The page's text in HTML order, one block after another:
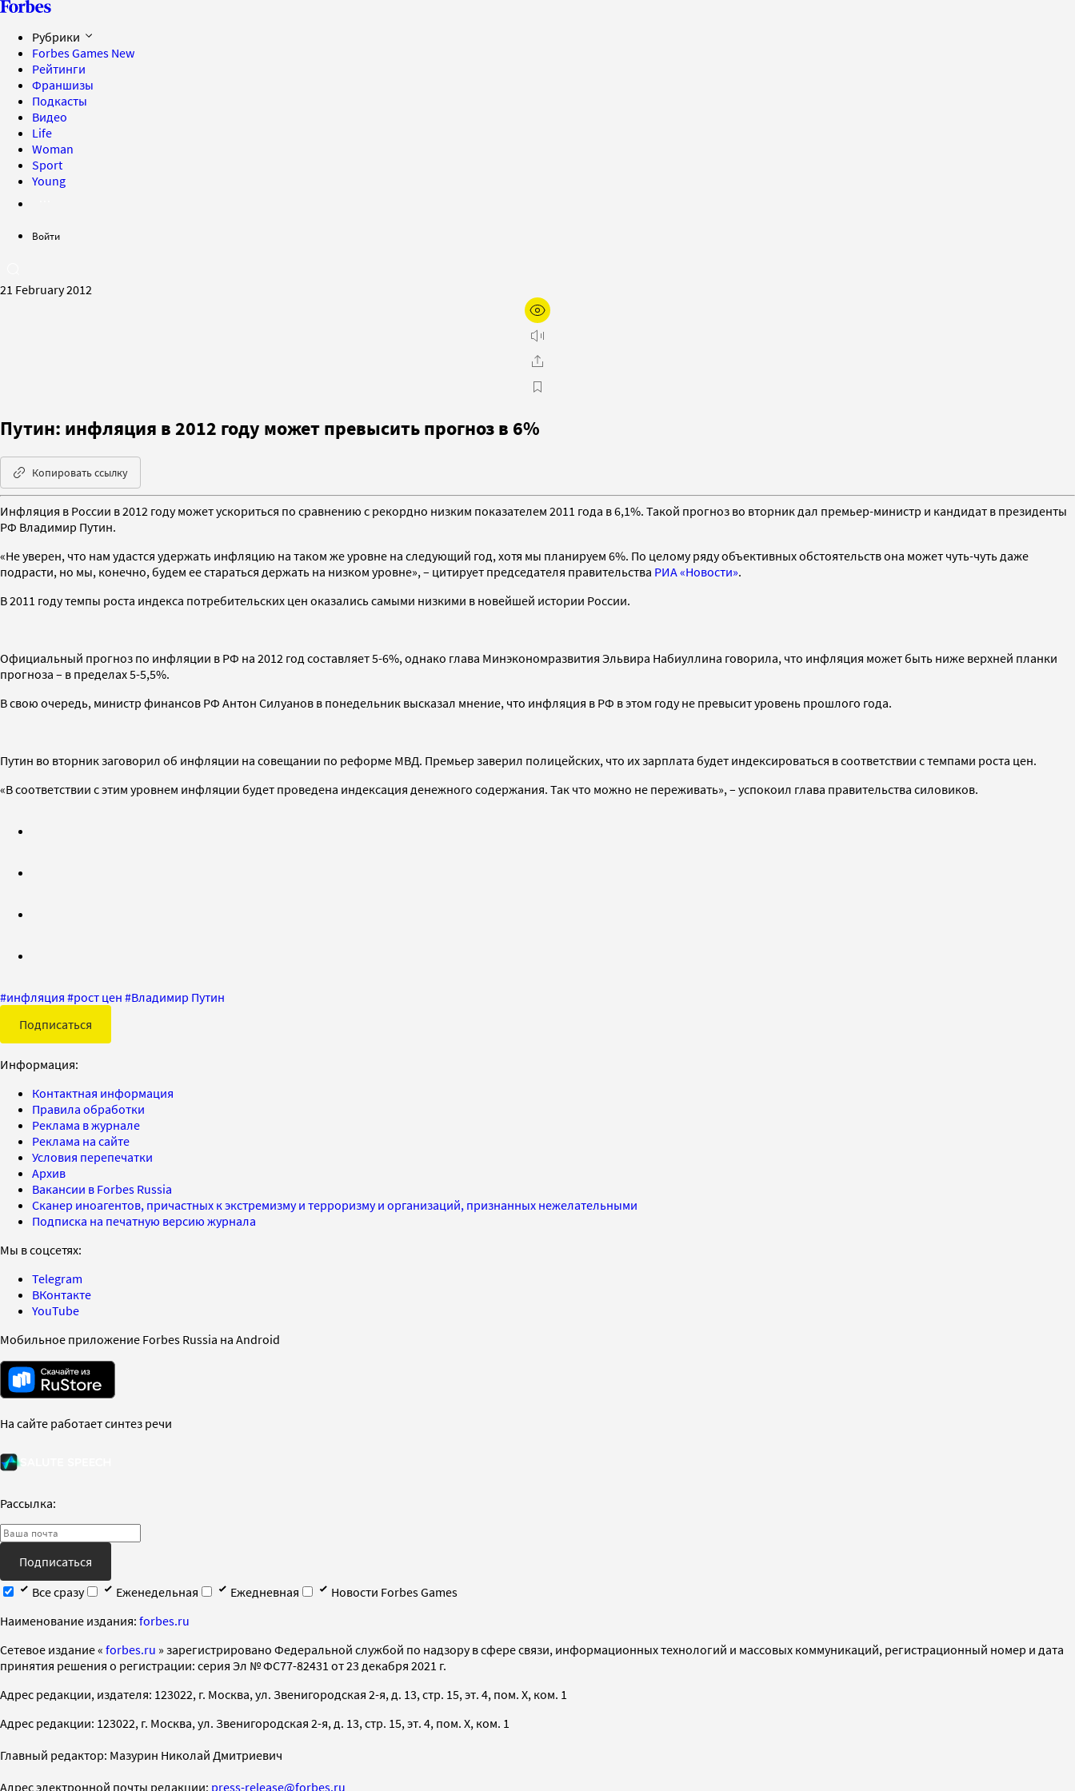
Рубрики
Forbes Games New
Рейтинги
Франшизы
Подкасты
Видео
Life
Woman
Sport
Young
Войти
21 February 2012
Путин: инфляция в 2012 году может превысить прогноз в 6%
Копировать ссылку
Инфляция в России в 2012 году может ускориться по сравнению с рекордно низким показателем 2011 года в 6,1%. Такой прогноз во вторник дал премьер-министр и кандидат в президенты
РФ Владимир Путин.
«Не уверен, что нам удастся удержать инфляцию на таком же уровне на следующий год, хотя мы планируем 6%. По целому ряду объективных обстоятельств она может чуть-чуть даже
подрасти, но мы, конечно, будем ее стараться держать на низком уровне», – цитирует председателя правительства РИА «Новости».
В 2011 году темпы роста индекса потребительских цен оказались самыми низкими в новейшей истории России.
Официальный прогноз по инфляции в РФ на 2012 год составляет 5-6%, однако глава Минэкономразвития Эльвира Набиуллина говорила, что инфляция может быть ниже верхней планки
прогноза – в пределах 5-5,5%.
В свою очередь, министр финансов РФ Антон Силуанов в понедельник высказал мнение, что инфляция в РФ в этом году не превысит уровень прошлого года.
Путин во вторник заговорил об инфляции на совещании по реформе МВД. Премьер заверил полицейских, что их зарплата будет индексироваться в соответствии с темпами роста цен.
«В соответствии с этим уровнем инфляции будет проведена индексация денежного содержания. Так что можно не переживать», – успокоил глава правительства силовиков.
#инфляция #рост цен #Владимир Путин
Подписаться
Информация:
Контактная информация
Правила обработки
Реклама в журнале
Реклама на сайте
Условия перепечатки
Архив
Вакансии в Forbes Russia
Сканер иноагентов, причастных к экстремизму и терроризму и организаций, признанных нежелательными
Подписка на печатную версию журнала
Мы в соцсетях:
Telegram
ВКонтакте
YouTube
Мобильное приложение Forbes Russia на Android
На сайте работает синтез речи
Рассылка:
Подписаться
Все сразу
Еженедельная Ежедневная
Новости Forbes Games
Наименование издания: forbes.ru
Cетевое издание « forbes.ru » зарегистрировано Федеральной службой по надзору в сфере связи, информационных технологий и массовых коммуникаций, регистрационный номер и дата
принятия решения о регистрации: серия Эл № ФС77-82431 от 23 декабря 2021 г.
Адрес редакции, издателя: 123022, г. Москва, ул. Звенигородская 2-я, д. 13, стр. 15, эт. 4, пом. X, ком. 1
Адрес редакции: 123022, г. Москва, ул. Звенигородская 2-я, д. 13, стр. 15, эт. 4, пом. X, ком. 1
Главный редактор: Мазурин Николай Дмитриевич
Адрес электронной почты редакции: press-release@forbes.ru